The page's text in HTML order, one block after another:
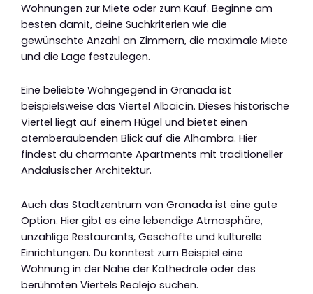
Wohnungen zur Miete oder zum Kauf. Beginne am
besten damit, deine Suchkriterien wie die
gewünschte Anzahl an Zimmern, die maximale Miete
und die Lage festzulegen.
Eine beliebte Wohngegend in Granada ist
beispielsweise das Viertel Albaicín. Dieses historische
Viertel liegt auf einem Hügel und bietet einen
atemberaubenden Blick auf die Alhambra. Hier
findest du charmante Apartments mit traditioneller
Andalusischer Architektur.
Auch das Stadtzentrum von Granada ist eine gute
Option. Hier gibt es eine lebendige Atmosphäre,
unzählige Restaurants, Geschäfte und kulturelle
Einrichtungen. Du könntest zum Beispiel eine
Wohnung in der Nähe der Kathedrale oder des
berühmten Viertels Realejo suchen.